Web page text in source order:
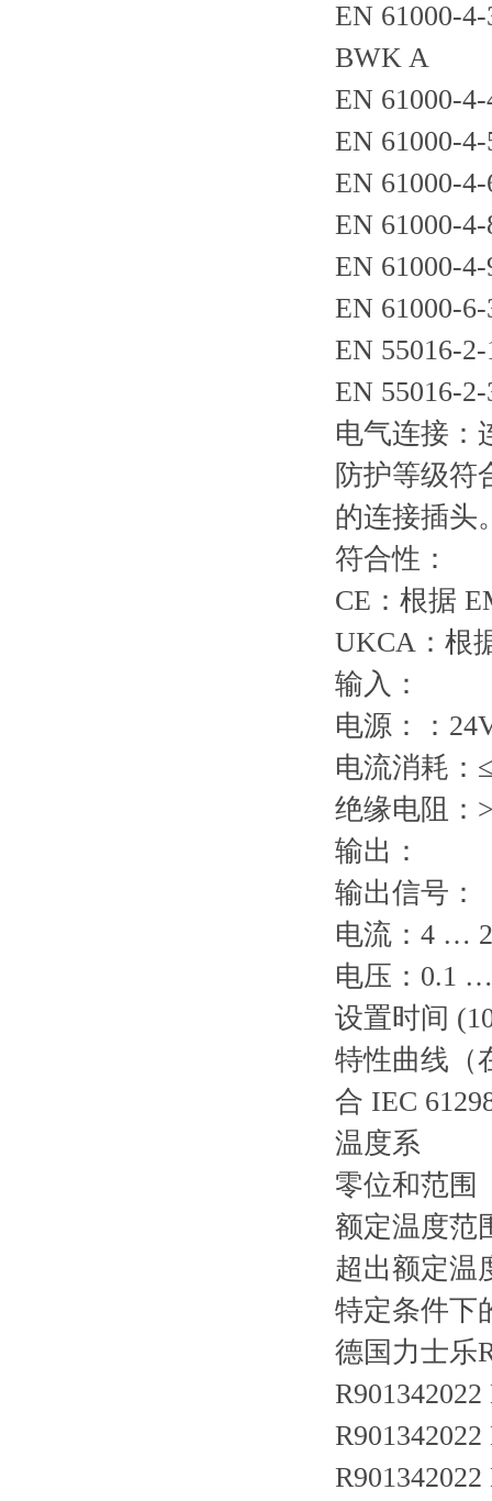
EN 61000-
BWK A
EN 61000-
EN 61000-
EN 61000-
EN 61000-
EN 61000-
EN 61000-
EN 55016-
EN 55016-
电气连接：
防护等级符
的连接插头
符合性：
CE：根据
UKCA：根
输入：
电源：：
电流消耗：
绝缘电阻：
输出：
输出信号：
电流：4 …
电压：0.1
设置时间
特性曲线（
合 IEC
温度系
零位和范围
额定温度范
超出额定温
特定条件下
德国力士乐